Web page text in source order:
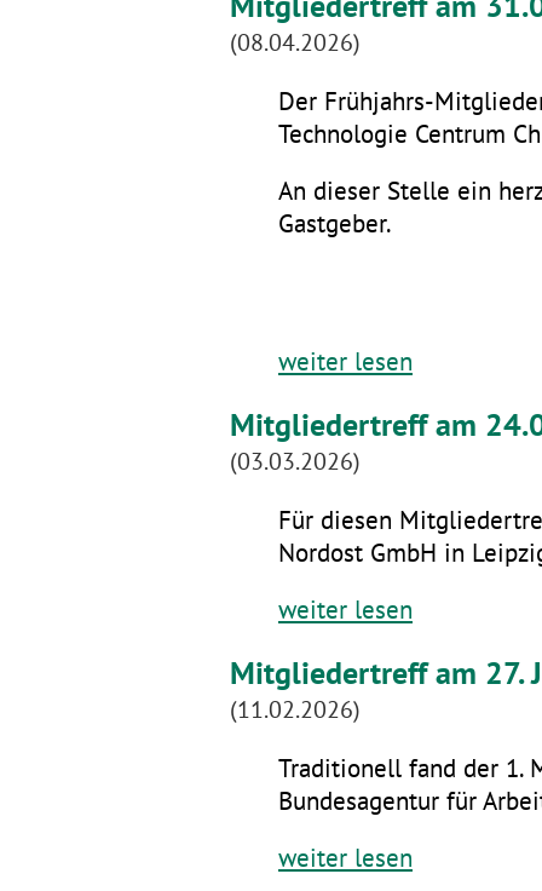
(08.04.2026)
Der Frühjahrs-
Technologie Centrum
An dieser Stelle ein
Gastgeber.
weiter lesen
Mitgliedertreff am
(03.03.2026)
Für diesen
Nordost GmbH in
weiter lesen
Mitgliedertreff am 27.
(11.02.2026)
Traditionell fand der 1.
Bundesagentur für
weiter lesen